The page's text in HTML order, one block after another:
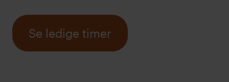
Se ledige timer